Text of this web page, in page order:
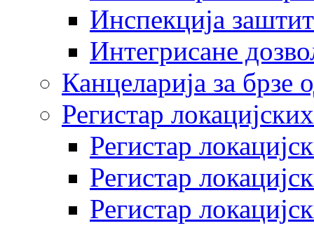
Инспекција
Интегрисане
Канцеларија за брзе
Регистар
Регистар
Регистар
Регистар